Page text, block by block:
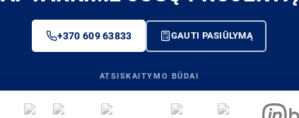
+370 609 63833 GAUTI PASIŪLYMĄ
ATSISKAITYMO BŪDAI